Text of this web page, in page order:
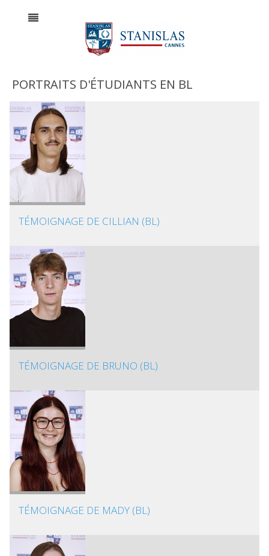
PORTRAITS D'ÉTUDIANTS EN BL
TÉMOIGNAGE DE CILLIAN (BL)
TÉMOIGNAGE DE BRUNO (BL)
TÉMOIGNAGE DE MADY (BL)